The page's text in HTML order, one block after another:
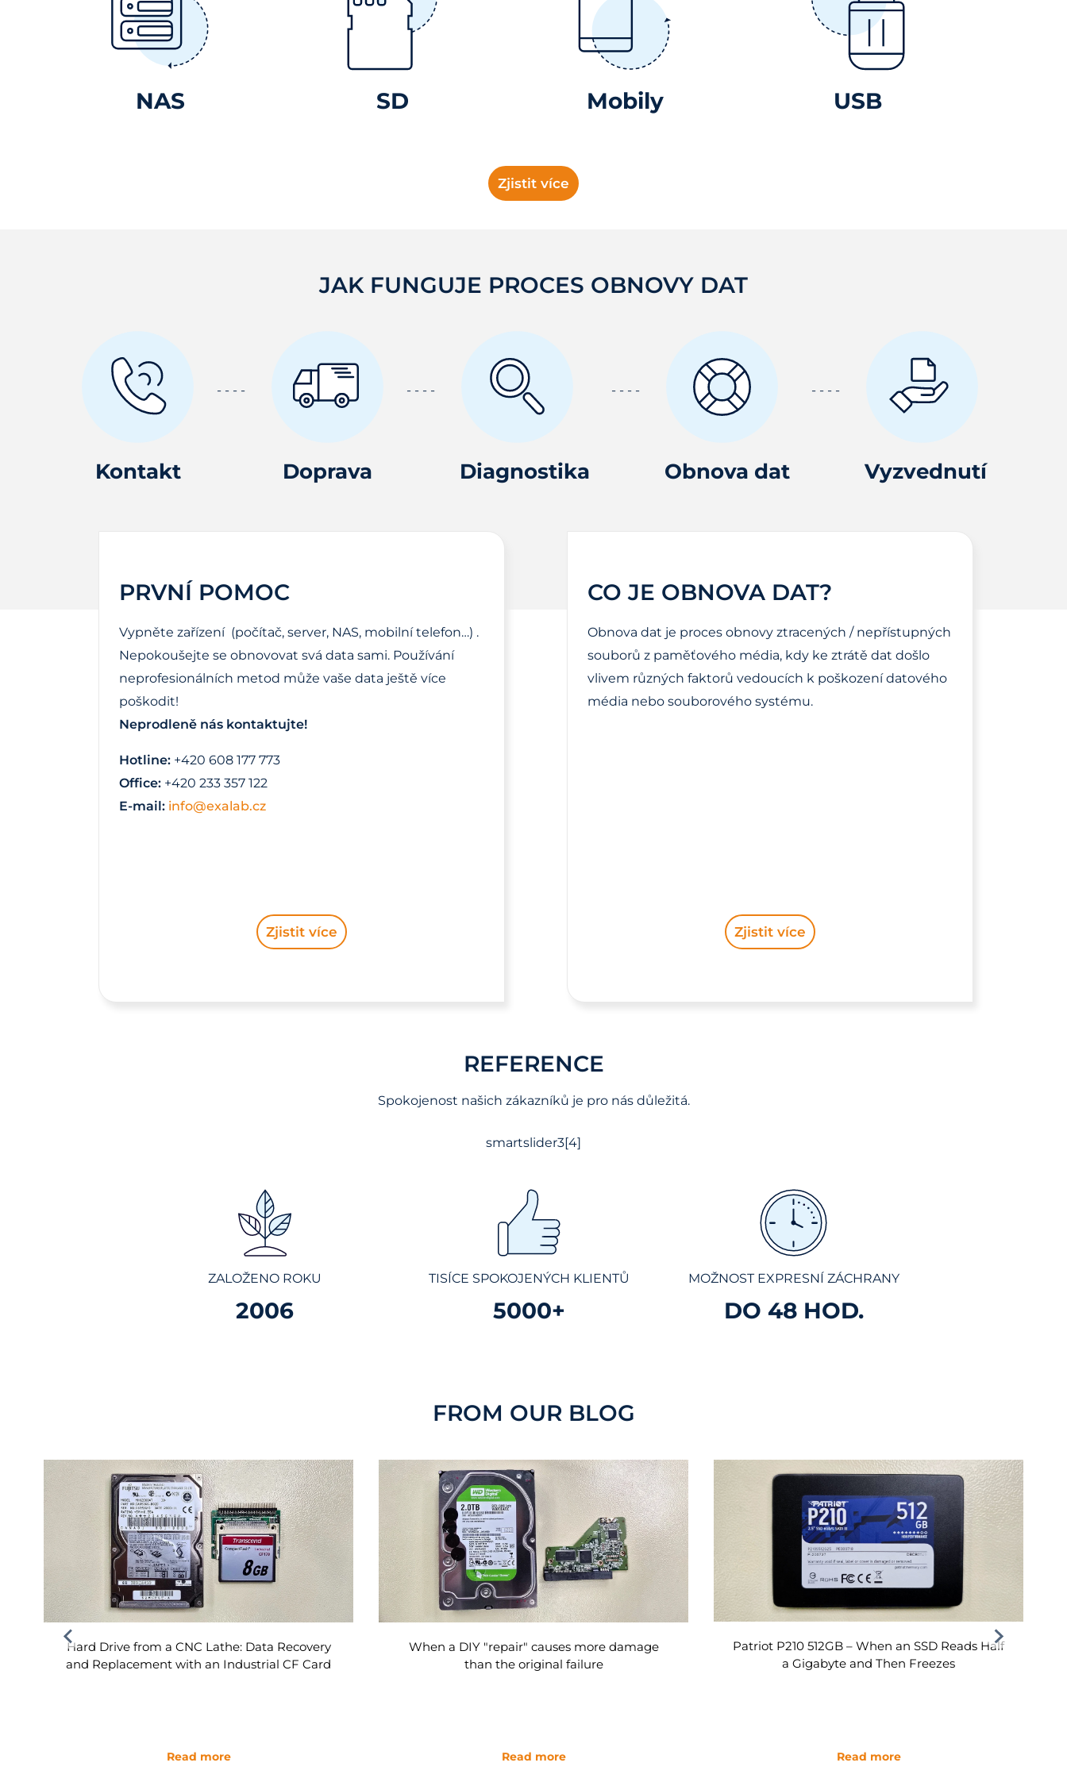
NAS SD Mobily USB
Zjistit více
JAK FUNGUJE PROCES OBNOVY DAT
Kontakt Doprava Diagnostika Obnova dat Vyzvednutí
PRVNÍ POMOC
Vypněte zařízení (počítač, server, NAS, mobilní telefon…) .
Nepokoušejte se obnovovat svá data sami. Používání
neprofesionálních metod může vaše data ještě více
poškodit!
Neprodleně nás kontaktujte!
Hotline: +420 608 177 773
Office: +420 233 357 122
E-mail: info@exalab.cz
Zjistit více
CO JE OBNOVA DAT?
Obnova dat je proces obnovy ztracených / nepřístupných
souborů z paměťového média, kdy ke ztrátě dat došlo
vlivem různých faktorů vedoucích k poškození datového
média nebo souborového systému.
Zjistit více
REFERENCE
Spokojenost našich zákazníků je pro nás důležitá.
smartslider3[4]
ZALOŽENO ROKU
2006
TISÍCE SPOKOJENÝCH KLIENTŮ
5000+
MOŽNOST EXPRESNÍ ZÁCHRANY
DO 48 HOD.
FROM OUR BLOG
Hard Drive from a CNC Lathe: Data Recovery
and Replacement with an Industrial CF Card
Read more
When a DIY "repair" causes more damage
than the original failure
Read more
Patriot P210 512GB – When an SSD Reads Half
a Gigabyte and Then Freezes
Read more